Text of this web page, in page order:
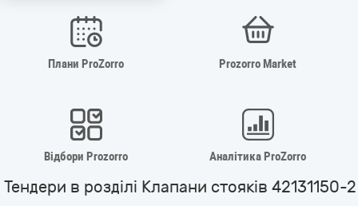
Плани ProZorro Prozorro Market
Відбори Prozorro Аналітика ProZorro
Тендери в розділі Клапани стояків 42131150-2